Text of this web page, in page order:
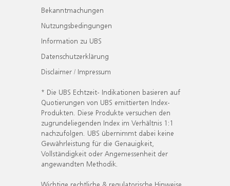
Bekanntmachungen
Nutzungsbedingungen
Information zu UBS
Datenschutzerklärung
Disclaimer / Impressum
* Die UBS Echtzeit- Indikationen basieren auf
Quotierungen von UBS emittierten Index-
Produkten. Diese Produkte versuchen den
zugrundeliegenden Index im Verhältnis 1:1
nachzufolgen. UBS übernimmt dabei keine
Gewährleistung für die Genauigkeit,
Vollständigkeit oder Angemessenheit der
angewandten Methodik.